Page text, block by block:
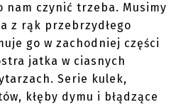
nam czynić trzeba. Musimy
z rąk przebrzydłego
go w zachodniej części
jatka w ciasnych
Serie kulek,
kłęby dymu i błądzące